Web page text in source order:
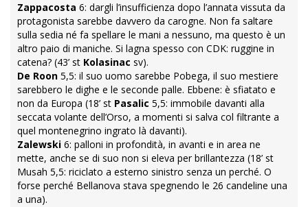
Zappacosta 6: dargli l’insufficienza dopo l’annata vissuta da
protagonista sarebbe davvero da carogne. Non fa saltare
sulla sedia né fa spellare le mani a nessuno, ma questo è un
altro paio di maniche. Si lagna spesso con CDK: ruggine in
catena? (43’ st Kolasinac sv).
De Roon 5,5: il suo uomo sarebbe Pobega, il suo mestiere
sarebbero le dighe e le seconde palle. Ebbene: è sfiatato e
non da Europa (18’ st Pasalic 5,5: immobile davanti alla
seccata volante dell’Orso, a momenti si salva col filtrante a
quel montenegrino ingrato là davanti).
Zalewski 6: palloni in profondità, in avanti e in area ne
mette, anche se di suo non si eleva per brillantezza (18’ st
Musah 5,5: riciclato a esterno sinistro senza un perché. O
forse perché Bellanova stava spegnendo le 26 candeline una
a una).